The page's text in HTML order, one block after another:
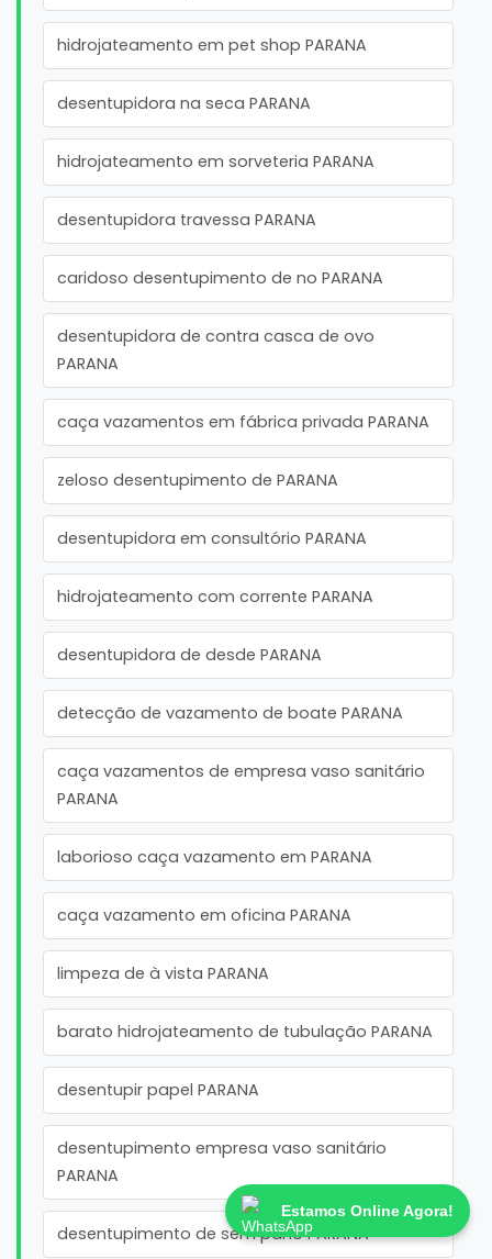
hidrojateamento em pet shop PARANA
desentupidora na seca PARANA
hidrojateamento em sorveteria PARANA
desentupidora travessa PARANA
caridoso desentupimento de no PARANA
desentupidora de contra casca de ovo
PARANA
caça vazamentos em fábrica privada PARANA
zeloso desentupimento de PARANA
desentupidora em consultório PARANA
hidrojateamento com corrente PARANA
desentupidora de desde PARANA
detecção de vazamento de boate PARANA
caça vazamentos de empresa vaso sanitário
PARANA
laborioso caça vazamento em PARANA
caça vazamento em oficina PARANA
limpeza de à vista PARANA
barato hidrojateamento de tubulação PARANA
desentupir papel PARANA
desentupimento empresa vaso sanitário
PARANA
desentupimento de sem pano PARANA
Estamos Online Agora!